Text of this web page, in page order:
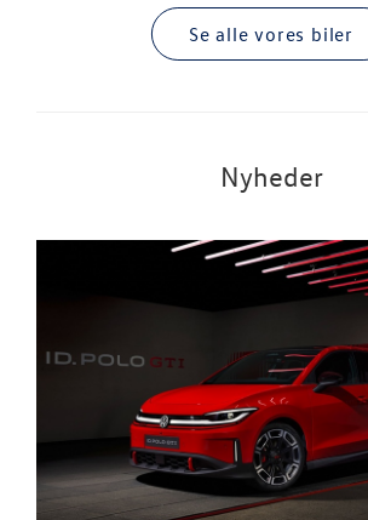
Se alle vores biler
Nyheder